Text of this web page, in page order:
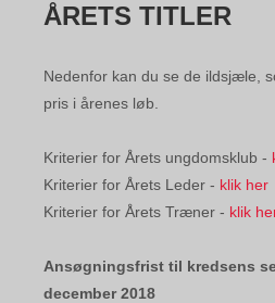
ÅRETS TITLER
Nedenfor kan du se de ildsjæle,
pris i årenes løb.
Kriterier for Årets ungdomsklub -
Kriterier for Årets Leder - klik her
Kriterier for Årets Træner - klik
Ansøgningsfrist til kredsens
december 2018